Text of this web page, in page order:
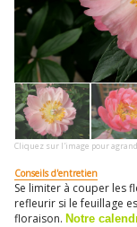
Cliquez sur l'image pour
Conseils d'entretien
Se limiter à couper les
refleurir si le feuillage
floraison. Notre